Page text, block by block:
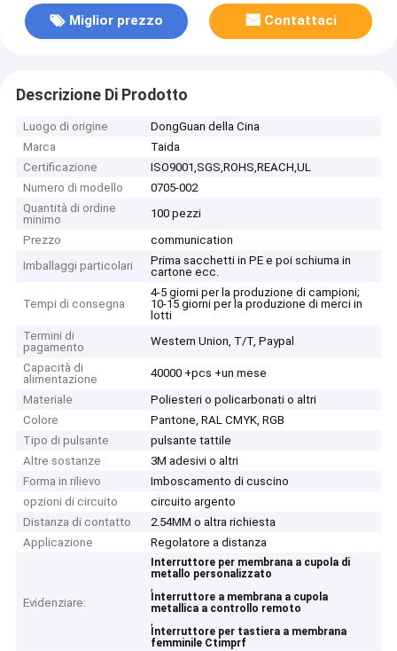
Miglior prezzo Contattaci
Descrizione Di Prodotto
Luogo di origine
DongGuan della Cina
Marca
Taida
Certificazione
ISO9001,SGS,ROHS,REACH,UL
Numero di modello
0705-002
Quantità di ordine
minimo
100 pezzi
Prezzo
communication
Imballaggi particolari
Prima sacchetti in PE e poi schiuma in
cartone ecc.
Tempi di consegna
4-5 giorni per la produzione di campioni;
10-15 giorni per la produzione di merci in
lotti
Termini di
pagamento
Western Union, T/T, Paypal
Capacità di
alimentazione
40000 +pcs +un mese
Materiale
Poliesteri o policarbonati o altri
Colore
Pantone, RAL CMYK, RGB
Tipo di pulsante
pulsante tattile
Altre sostanze
3M adesivi o altri
Forma in rilievo
Imboscamento di cuscino
opzioni di circuito
circuito argento
Distanza di contatto
2.54MM o altra richiesta
Applicazione
Regolatore a distanza
Evidenziare:
Interruttore per membrana a cupola di
metallo personalizzato
,
Interruttore a membrana a cupola
metallica a controllo remoto
,
Interruttore per tastiera a membrana
femminile Ctimprf